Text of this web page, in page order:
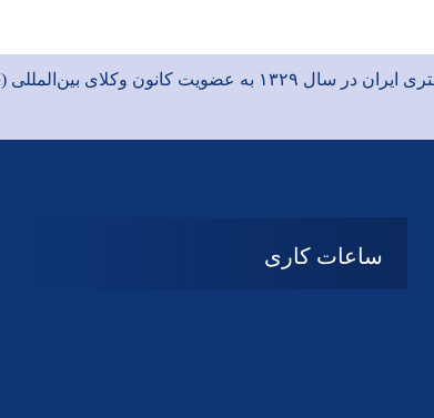
در سال ۱۳۲۹ به عضویت کانون وکلای بین‌المللی (IBA)
ساعات کاری